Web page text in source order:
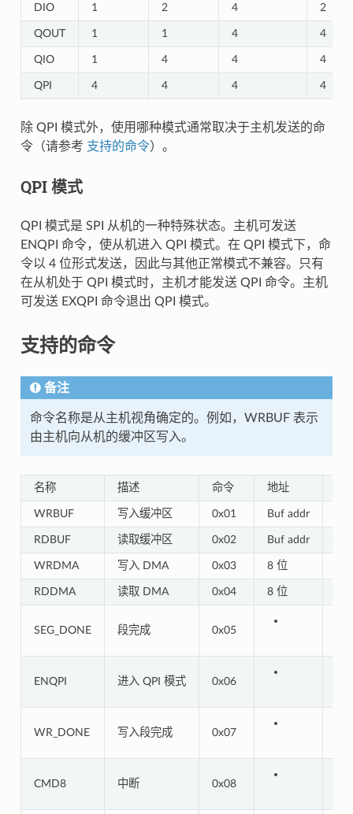
DIO 1 2 4 2
QOUT 1 1 4 4
QIO 1 4 4 4
QPI 4 4 4 4
除 QPI 模式外，使用哪种模式通常取决于主机发送的命
令（请参考 支持的命令）。
QPI 模式
QPI 模式是 SPI 从机的一种特殊状态。主机可发送
ENQPI 命令，使从机进入 QPI 模式。在 QPI 模式下，命
令以 4 位形式发送，因此与其他正常模式不兼容。只有
在从机处于 QPI 模式时，主机才能发送 QPI 命令。主机
可发送 EXQPI 命令退出 QPI 模式。
支持的命令
备注
命令名称是从主机视角确定的。例如，WRBUF 表示
由主机向从机的缓冲区写入。
名称 描述 命令 地址
WRBUF 写入缓冲区 0x01 Buf addr
RDBUF 读取缓冲区 0x02 Buf addr
WRDMA 写入 DMA 0x03 8 位
RDDMA 读取 DMA 0x04 8 位
SEG_DONE 段完成 0x05
ENQPI 进入 QPI 模式 0x06
WR_DONE 写入段完成 0x07
CMD8 中断 0x08